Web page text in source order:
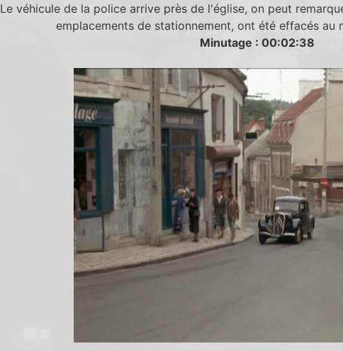
Le véhicule de la police arrive près de l'église, on peut
emplacements de stationnement, ont été effacés au
Minutage : 00:02:38